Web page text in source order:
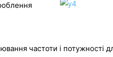
частоти і потужності